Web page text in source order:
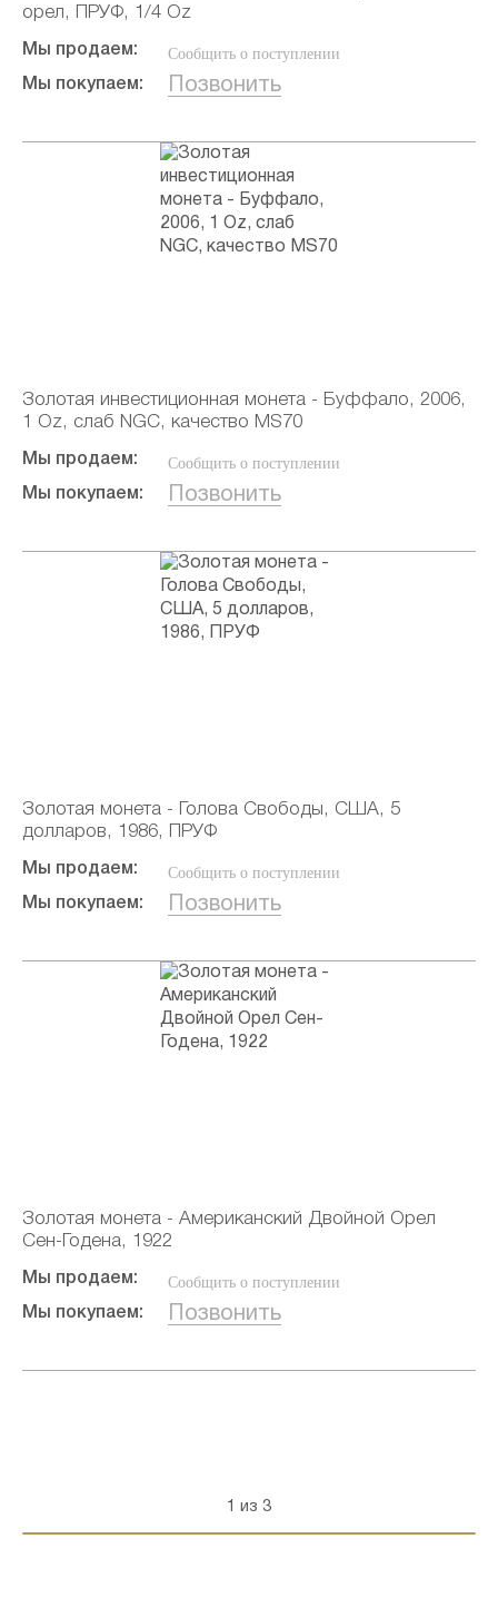
орел, ПРУФ, 1/4 Oz
Мы продаем: Сообщить о поступлении
Мы покупаем: Позвонить
Золотая инвестиционная монета - Буффало, 2006,
1 Oz, слаб NGC, качество MS70
Мы продаем: Сообщить о поступлении
Мы покупаем: Позвонить
Золотая монета - Голова Свободы, США, 5
долларов, 1986, ПРУФ
Мы продаем: Сообщить о поступлении
Мы покупаем: Позвонить
Золотая монета - Американский Двойной Орел
Сен-Годена, 1922
Мы продаем: Сообщить о поступлении
Мы покупаем: Позвонить
1 из 3